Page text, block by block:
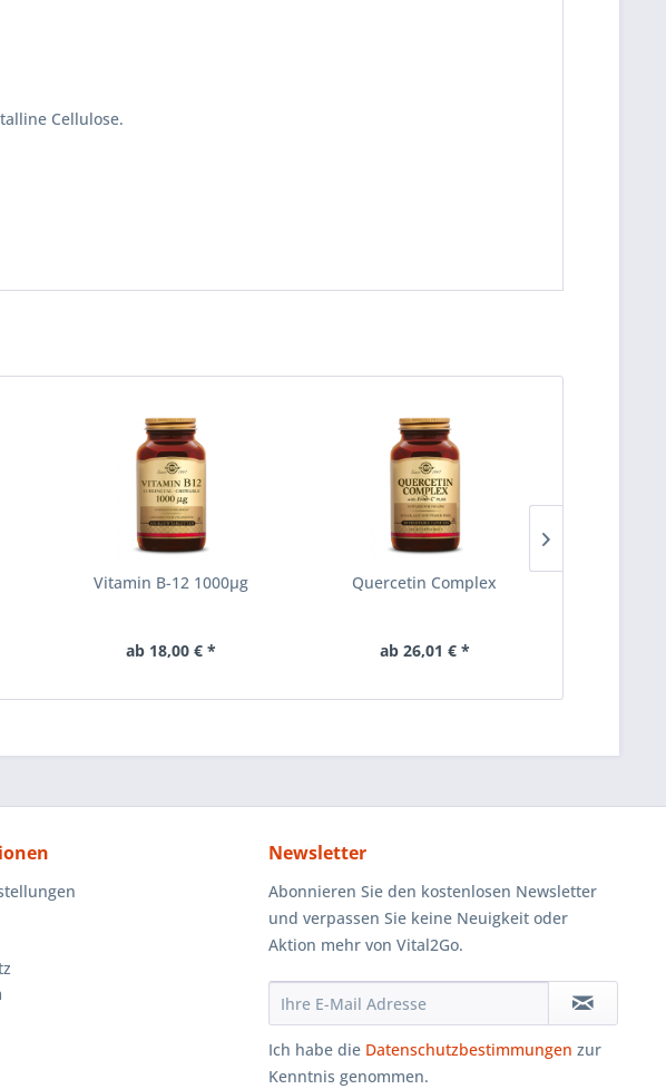
Cellulose.
Vitamin B-12 1000µg
ab 18,00 € *
Quercetin Complex
ab 26,01 € *
Newsletter
Abonnieren Sie den kostenlosen Newsletter
und verpassen Sie keine Neuigkeit oder
Aktion mehr von Vital2Go.
Ich habe die Datenschutzbestimmungen zur
Kenntnis genommen.